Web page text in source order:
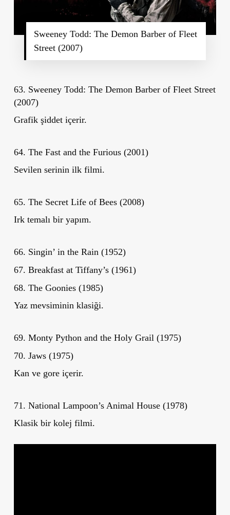
Sweeney Todd: The Demon Barber of Fleet
Street (2007)
63. Sweeney Todd: The Demon Barber of Fleet Street
(2007)
Grafik şiddet içerir.
64. The Fast and the Furious (2001)
Sevilen serinin ilk filmi.
65. The Secret Life of Bees (2008)
Irk temalı bir yapım.
66. Singin’ in the Rain (1952)
67. Breakfast at Tiffany’s (1961)
68. The Goonies (1985)
Yaz mevsiminin klasiği.
69. Monty Python and the Holy Grail (1975)
70. Jaws (1975)
Kan ve gore içerir.
71. National Lampoon’s Animal House (1978)
Klasik bir kolej filmi.